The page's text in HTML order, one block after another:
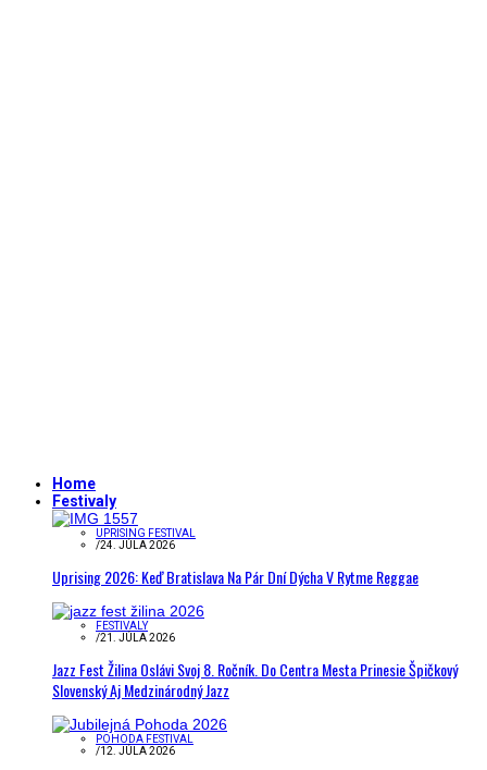
Home
Festivaly
UPRISING FESTIVAL
/24. JÚLA 2026
Uprising 2026: Keď Bratislava Na Pár Dní Dýcha V Rytme Reggae
FESTIVALY
/21. JÚLA 2026
Jazz Fest Žilina Oslávi Svoj 8. Ročník. Do Centra Mesta Prinesie Špičkový
Slovenský Aj Medzinárodný Jazz
POHODA FESTIVAL
/12. JÚLA 2026